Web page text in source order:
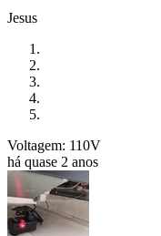
Jesus
Voltagem: 110V
há quase 2 anos